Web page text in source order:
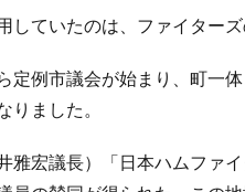
していたのは、ファイターズ
定例市議会が始まり、町一
りました。
雅宏議長）「日本ハムファ